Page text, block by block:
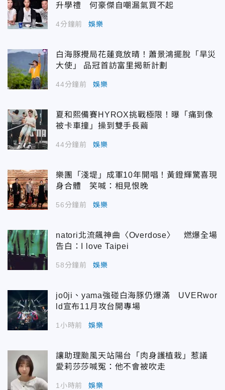
升學禮 何豪傑自嘲漏氣買不起
4分鐘前 娛樂
白海豚攪局花蓮竟放晴！蕭景鴻擺脫「旱災
大使」 品冠首訪富里揭新計劃
44分鐘前 娛樂
夏和熙備賽HYROX挑戰極限！曝「痛到像
被卡車撞」操到雙手長繭
44分鐘前 娛樂
樂團「淺堤」成軍10年開唱！黃鐙輝驚喜現
身合體 笑喊：相見恨晚
56分鐘前 娛樂
natori北流飆神曲〈Overdose〉 燃爆全場
告白：I love Taipei
58分鐘前 娛樂
jo0ji、yama強碰白海豚仍爆滿 UVERwor
ld宣布11月攻台開專場
1小時前 娛樂
讓助理颱風天站陽台「肉身護植栽」惹議
愛莉莎莎喊冤：他不會被吹走
1小時前 娛樂